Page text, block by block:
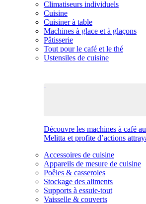
Climatiseurs individuels
Cuisine
Cuisiner à table
Machines à glace et à glaçons
Pâtisserie
Tout pour le café et le thé
Ustensiles de cuisine
Découvre les machines à café
Melitta et profite d’actions
Accessoires de cuisine
Appareils de mesure de cuisine
Poêles & casseroles
Stockage des aliments
Supports à essuie-tout
Vaisselle & couverts